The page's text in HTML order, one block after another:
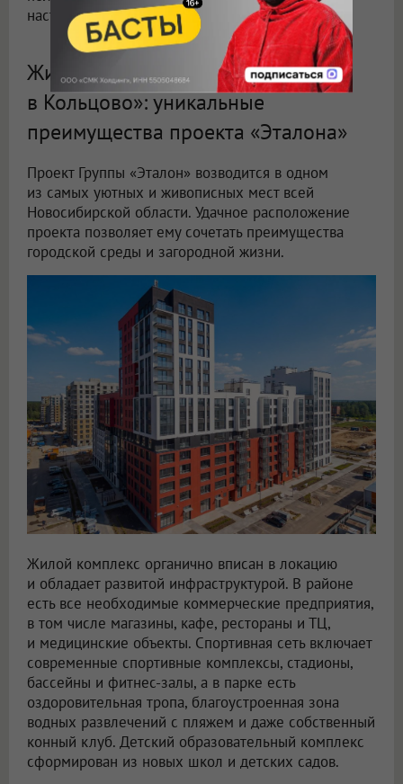
настоящим антистрессом.
Жилой комплекс «Счастье
в Кольцово»: уникальные
преимущества проекта «Эталона»
Проект Группы «Эталон» возводится в одном
из самых уютных и живописных мест всей
Новосибирской области. Удачное расположение
проекта позволяет ему сочетать преимущества
городской среды и загородной жизни.
Жилой комплекс органично вписан в локацию
и обладает развитой инфраструктурой. В районе
есть все необходимые коммерческие предприятия,
в том числе магазины, кафе, рестораны и ТЦ,
и медицинские объекты. Спортивная сеть включает
современные спортивные комплексы, стадионы,
бассейны и фитнес-залы, а в парке есть
оздоровительная тропа, благоустроенная зона
водных развлечений с пляжем и даже собственный
конный клуб. Детский образовательный комплекс
сформирован из новых школ и детских садов.